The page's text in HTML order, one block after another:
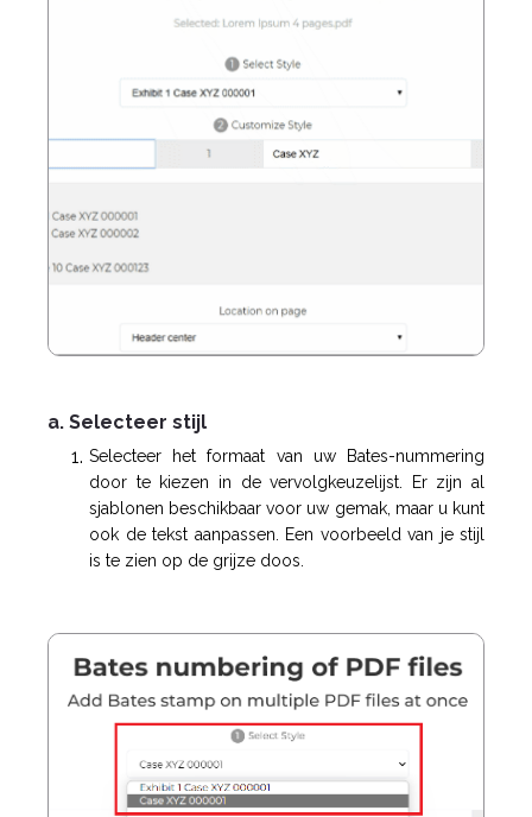
a. Selecteer stijl
Selecteer het formaat van uw Bates-nummering
door te kiezen in de vervolgkeuzelijst. Er zijn al
sjablonen beschikbaar voor uw gemak, maar u kunt
ook de tekst aanpassen. Een voorbeeld van je stijl
is te zien op de grijze doos.